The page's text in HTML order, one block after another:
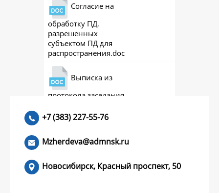
Согласие на
обработку ПД,
разрешенных
субъектом ПД для
распространения.doc
Выписка из
протокола заседания
+7 (383) 227-55-76
Mzherdeva@admnsk.ru
Новосибирск, Красный проспект, 50